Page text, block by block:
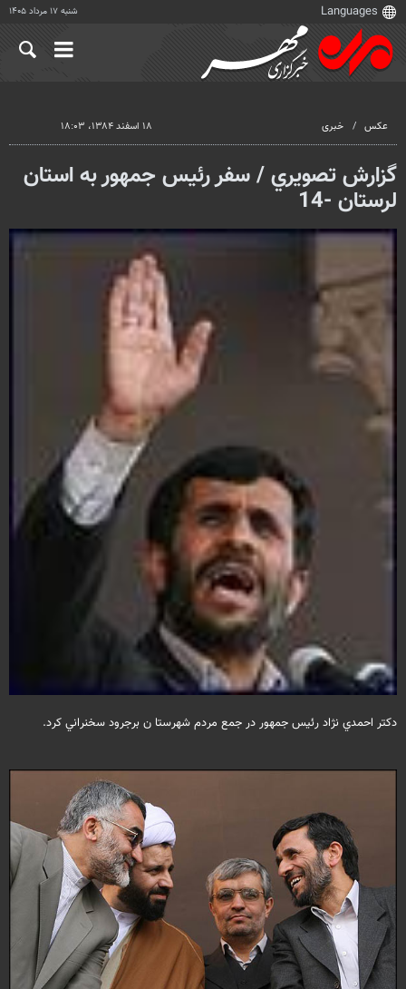
شنبه ۱۷ مرداد ۱۴۰۵
عکس خبری ۱۸ اسفند ۱۳۸۴، ۱۸:۰۳
گزارش تصويري / سفر رئيس جمهور به استان
لرستان -14
دكتر احمدي نژاد رئيس جمهور در جمع مردم شهرستا ن برجرود سخنراني كرد.